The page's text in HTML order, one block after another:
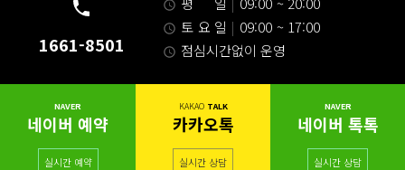
1661-8501
토 요 일 | 09:00 ~ 17:00
점심시간없이 운영
NAVER
네이버 예약
실시간 예약
KAKAO TALK
카카오톡
실시간 상담
NAVER
네이버 톡톡
실시간 상담